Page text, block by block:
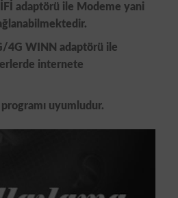
adaptörü ile Modeme yani
4G WINN adaptörü ile
internete
uyumludur.